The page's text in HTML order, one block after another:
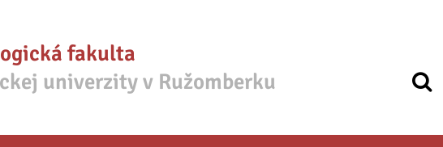
fakulta
univerzity v Ružomberku